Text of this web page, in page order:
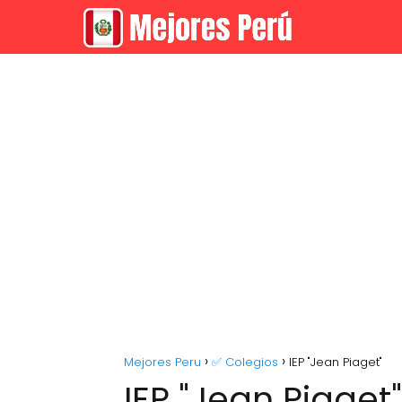
Mejores Peru ✅ Colegios IEP "Jean Piaget"